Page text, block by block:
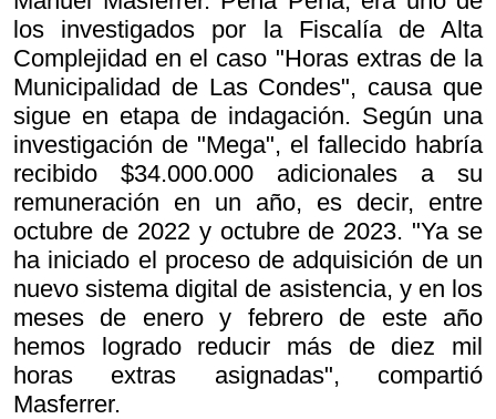
los investigados por la Fiscalía de Alta
Complejidad en el caso "Horas extras de la
Municipalidad de Las Condes", causa que
sigue en etapa de indagación. Según una
investigación de "Mega", el fallecido habría
recibido $34.000.000 adicionales a su
remuneración en un año, es decir, entre
octubre de 2022 y octubre de 2023. "Ya se
ha iniciado el proceso de adquisición de un
nuevo sistema digital de asistencia, y en los
meses de enero y febrero de este año
hemos logrado reducir más de diez mil
horas extras asignadas", compartió
Masferrer.